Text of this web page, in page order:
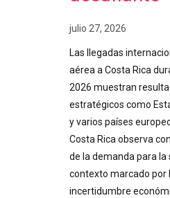
julio 27, 2026
Las llegadas
aérea a Costa Rica
2026 muestran
estratégicos como
y varios países
Costa Rica observa
de la demanda para la
contexto marcado por
incertidumbre